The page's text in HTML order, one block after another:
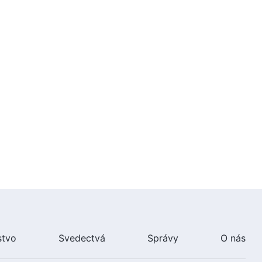
Svedectvá Správy O nás